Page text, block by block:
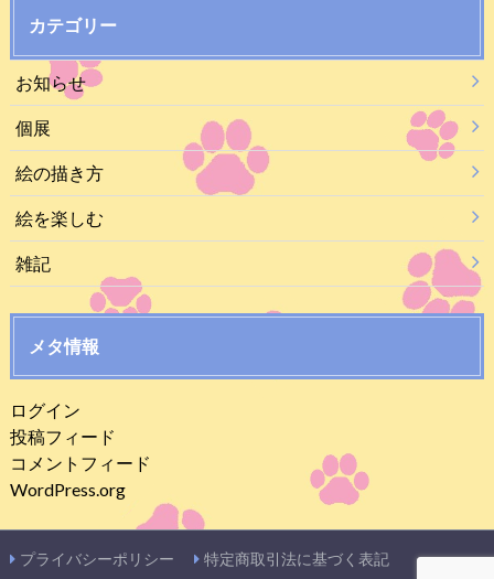
カテゴリー
お知らせ
個展
絵の描き方
絵を楽しむ
雑記
メタ情報
ログイン
投稿フィード
コメントフィード
WordPress.org
プライバシーポリシー 特定商取引法に基づく表記